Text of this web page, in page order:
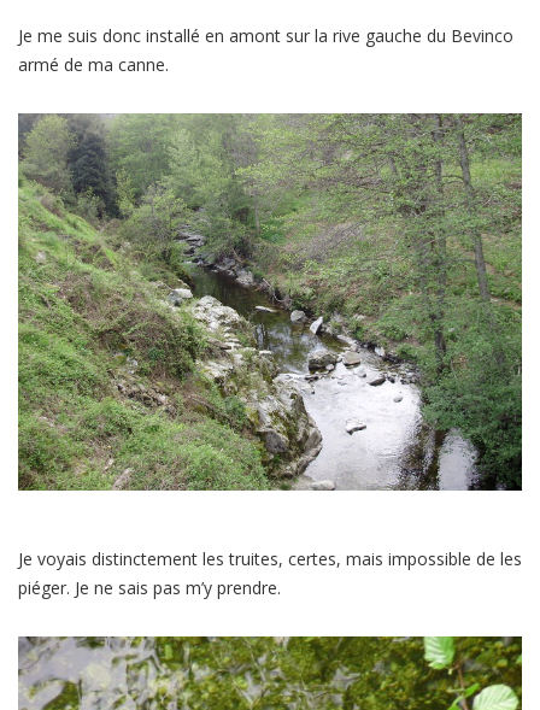
Je me suis donc installé en amont sur la rive gauche du Bevinco
armé de ma canne.
Je voyais distinctement les truites, certes, mais impossible de les
piéger. Je ne sais pas m’y prendre.